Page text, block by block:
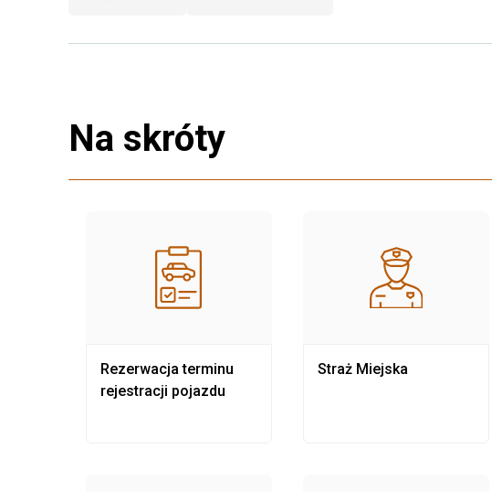
Na skróty
Rezerwacja terminu
rejestracji pojazdu
Straż Miejska